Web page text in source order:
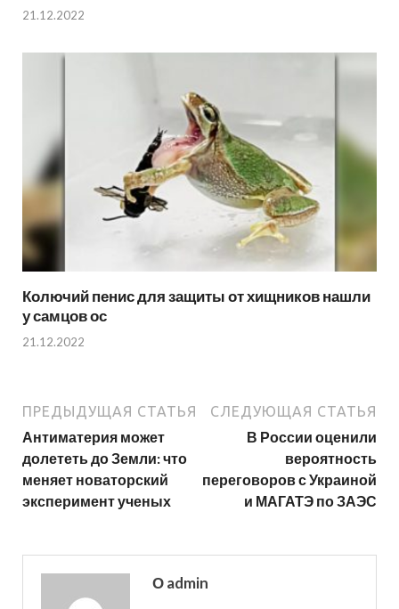
21.12.2022
Колючий пенис для защиты от хищников нашли
у самцов ос
21.12.2022
ПРЕДЫДУЩАЯ СТАТЬЯ
Антиматерия может
долететь до Земли: что
меняет новаторский
эксперимент ученых
СЛЕДУЮЩАЯ СТАТЬЯ
В России оценили
вероятность
переговоров с Украиной
и МАГАТЭ по ЗАЭС
О admin